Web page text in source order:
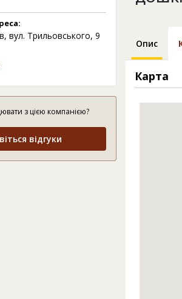
вул. Трильовського, 9
з цією компанією?
відгуки
Опис
Карта